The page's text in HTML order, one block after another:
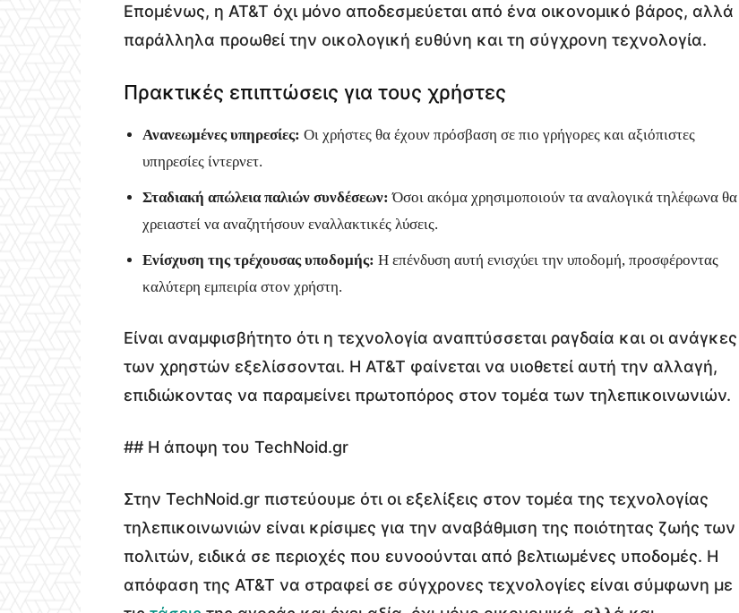
Επομένως, η AT&T όχι μόνο αποδεσμεύεται από ένα οικονομικό βάρος, αλλά
παράλληλα προωθεί την οικολογική ευθύνη και τη σύγχρονη τεχνολογία.
Πρακτικές επιπτώσεις για τους χρήστες
Ανανεωμένες υπηρεσίες: Οι χρήστες θα έχουν πρόσβαση σε πιο γρήγορες και αξιόπιστες
υπηρεσίες ίντερνετ.
Σταδιακή απώλεια παλιών συνδέσεων: Όσοι ακόμα χρησιμοποιούν τα αναλογικά τηλέφωνα θα
χρειαστεί να αναζητήσουν εναλλακτικές λύσεις.
Ενίσχυση της τρέχουσας υποδομής: Η επένδυση αυτή ενισχύει την υποδομή, προσφέροντας
καλύτερη εμπειρία στον χρήστη.
Είναι αναμφισβήτητο ότι η τεχνολογία αναπτύσσεται ραγδαία και οι ανάγκες
των χρηστών εξελίσσονται. Η AT&T φαίνεται να υιοθετεί αυτή την αλλαγή,
επιδιώκοντας να παραμείνει πρωτοπόρος στον τομέα των τηλεπικοινωνιών.
## Η άποψη του TechNoid.gr
Στην TechNoid.gr πιστεύουμε ότι οι εξελίξεις στον τομέα της τεχνολογίας
τηλεπικοινωνιών είναι κρίσιμες για την αναβάθμιση της ποιότητας ζωής των
πολιτών, ειδικά σε περιοχές που ευνοούνται από βελτιωμένες υποδομές. Η
απόφαση της AT&T να στραφεί σε σύγχρονες τεχνολογίες είναι σύμφωνη με